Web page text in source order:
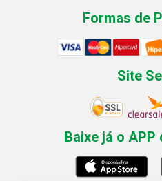
Formas de
Site
Baixe já o APP